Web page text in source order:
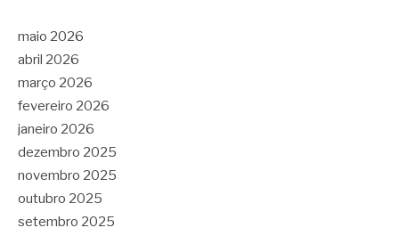
maio 2026
abril 2026
março 2026
fevereiro 2026
janeiro 2026
dezembro 2025
novembro 2025
outubro 2025
setembro 2025